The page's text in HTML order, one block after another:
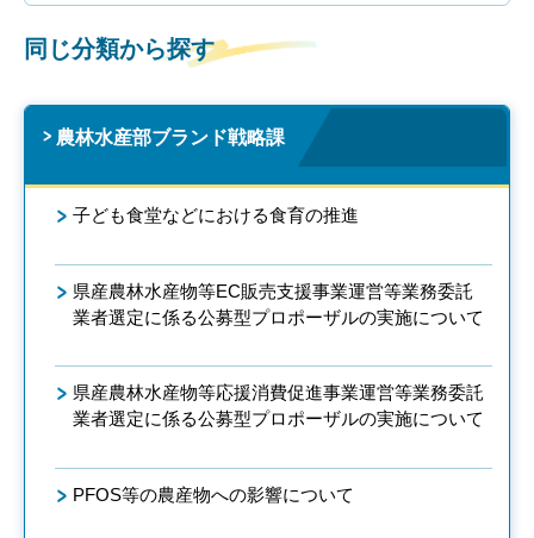
同じ分類から探す
農林水産部ブランド戦略課
子ども食堂などにおける食育の推進
県産農林水産物等EC販売支援事業運営等業務委託
業者選定に係る公募型プロポーザルの実施について
県産農林水産物等応援消費促進事業運営等業務委託
業者選定に係る公募型プロポーザルの実施について
PFOS等の農産物への影響について